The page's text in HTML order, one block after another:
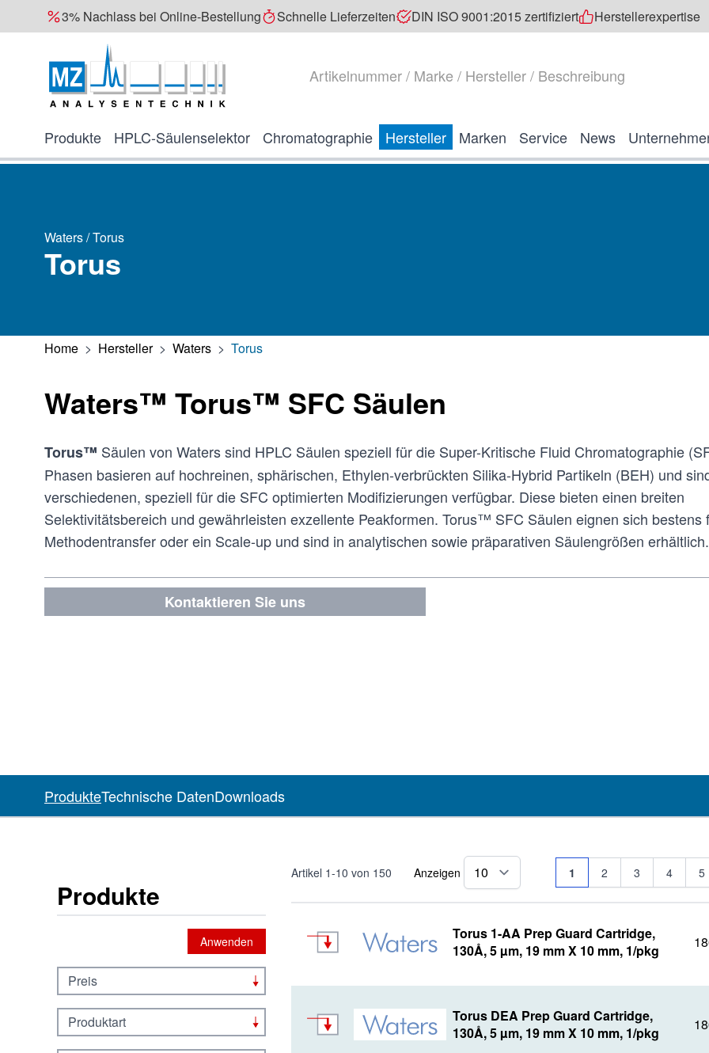
3% Nachlass bei Online-Bestellung Schnelle Lieferzeiten DIN ISO 9001:2015 zertifiziert Herstellerexpertise
Suche
Produkte HPLC-Säulenselektor Chromatographie Hersteller Marken Service News
Waters / Torus
Torus
Home > Hersteller > Waters > Torus
Waters™ Torus™ SFC Säulen
Torus™ Säulen von Waters sind HPLC Säulen speziell für die Super-Kritische Fluid Chromatographie
Phasen basieren auf hochreinen, sphärischen, Ethylen-verbrückten Silika-Hybrid Partikeln (BEH) und
verschiedenen, speziell für die SFC optimierten Modifizierungen verfügbar. Diese bieten einen breiten
Selektivitätsbereich und gewährleisten exzellente Peakformen. Torus™ SFC Säulen eignen sich bestens
Methodentransfer oder ein Scale-up und sind in analytischen sowie präparativen Säulengrößen erhältlich.
Kontaktieren Sie uns
ProdukteTechnische DatenDownloads
Produkte
Anwenden
Preis
Produktart
Artikel 1-10 von 150 Seite
Sie lesen gerade Seite
1 Seite
2 Seite
3 Seite
4 5
Anzeigen
pro Seite
Torus 1-AA Prep Guard Cartridge,
130Å, 5 µm, 19 mm X 10 mm, 1/pkg
Torus DEA Prep Guard Cartridge,
130Å, 5 µm, 19 mm X 10 mm, 1/pkg